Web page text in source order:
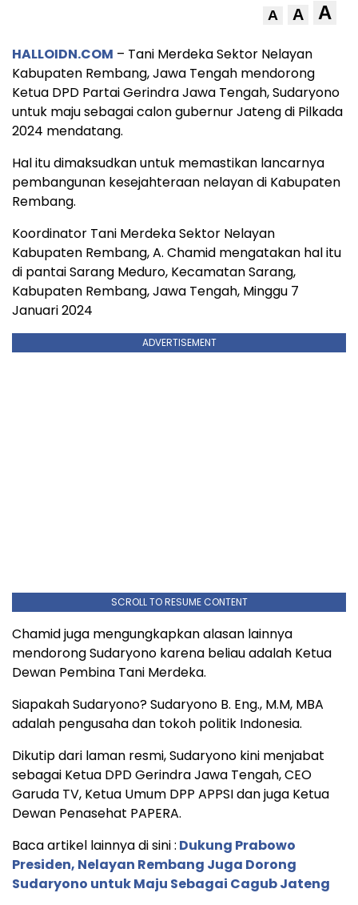
A A A
HALLOIDN.COM – Tani Merdeka Sektor Nelayan
Kabupaten Rembang, Jawa Tengah mendorong
Ketua DPD Partai Gerindra Jawa Tengah, Sudaryono
untuk maju sebagai calon gubernur Jateng di Pilkada
2024 mendatang.
Hal itu dimaksudkan untuk memastikan lancarnya
pembangunan kesejahteraan nelayan di Kabupaten
Rembang.
Koordinator Tani Merdeka Sektor Nelayan
Kabupaten Rembang, A. Chamid mengatakan hal itu
di pantai Sarang Meduro, Kecamatan Sarang,
Kabupaten Rembang, Jawa Tengah, Minggu 7
Januari 2024
ADVERTISEMENT
SCROLL TO RESUME CONTENT
Chamid juga mengungkapkan alasan lainnya
mendorong Sudaryono karena beliau adalah Ketua
Dewan Pembina Tani Merdeka.
Siapakah Sudaryono? Sudaryono B. Eng., M.M, MBA
adalah pengusaha dan tokoh politik Indonesia.
Dikutip dari laman resmi, Sudaryono kini menjabat
sebagai Ketua DPD Gerindra Jawa Tengah, CEO
Garuda TV, Ketua Umum DPP APPSI dan juga Ketua
Dewan Penasehat PAPERA.
Baca artikel lainnya di sini : Dukung Prabowo
Presiden, Nelayan Rembang Juga Dorong
Sudaryono untuk Maju Sebagai Cagub Jateng